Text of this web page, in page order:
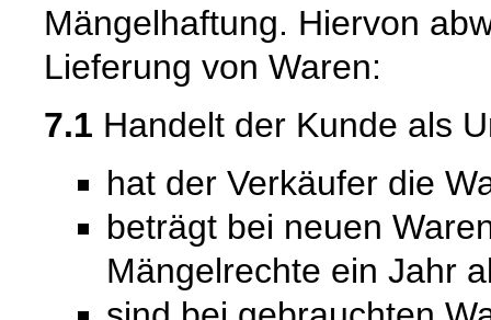
Mängelhaftung. Hiervon
Lieferung von Waren:
7.1 Handelt der Kunde als
hat der Verkäufer die
beträgt bei neuen
Mängelrechte ein Jahr